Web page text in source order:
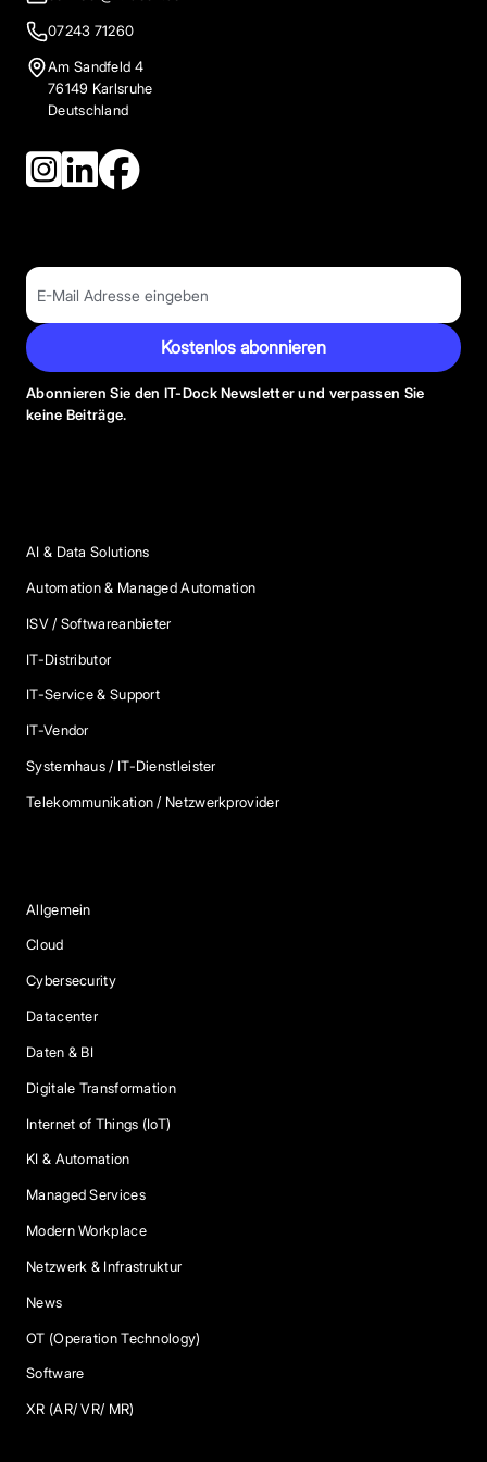
07243 71260
Am Sandfeld 4
76149 Karlsruhe
Deutschland
Kostenlos abonnieren
Abonnieren Sie den IT-Dock Newsletter und verpassen Sie
keine Beiträge.
AI & Data Solutions
Automation & Managed Automation
ISV / Softwareanbieter
IT-Distributor
IT-Service & Support
IT-Vendor
Systemhaus / IT-Dienstleister
Telekommunikation / Netzwerkprovider
Allgemein
Cloud
Cybersecurity
Datacenter
Daten & BI
Digitale Transformation
Internet of Things (IoT)
KI & Automation
Managed Services
Modern Workplace
Netzwerk & Infrastruktur
News
OT (Operation Technology)
Software
XR (AR/ VR/ MR)